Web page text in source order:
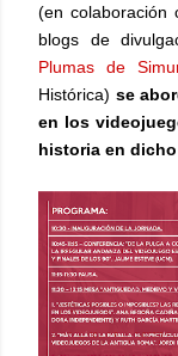
(en colaboración
blogs de
Plumas de
Histórica) se
en los
historia en